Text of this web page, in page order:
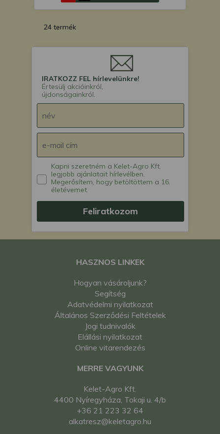
24 termék
IRATKOZZ FEL hírlevelünkre!
Értesülj akcióinkról,
újdonságainkról.
Kapni szeretném a Kelet-Agro Kft.
legjobb ajánlatait hírlevélben.
Megerősítem, hogy betöltöttem a 16.
életévemet.
Feliratkozom
HASZNOS LINKEK
Hogyan vásároljunk?
Segítség
Adatvédelmi nyilatkozat
Általános Szerződési Feltételek
Jogi tudnivalók
Elállási nyilatkozat
Online vitarendezés
MERRE VAGYUNK
Kelet-Agro Kft.
4400 Nyíregyháza, Tokaji u. 4/b
+36 21 223 32 64
alkatresz@keletagro.hu